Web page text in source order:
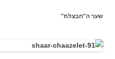
שער ה"חבצלת"